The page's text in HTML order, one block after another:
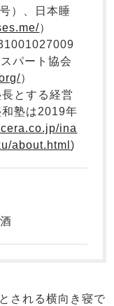
ちら
新着商品
- New Arrival -
こちら
）、日本睡
）
パート協会
）
とする経営
塾は2019年
ina
about.html)
される横向き寝で